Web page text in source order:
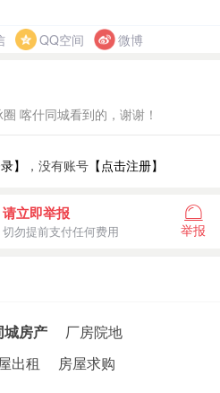
QQ空间 微博
喀什同城看到的，谢谢！
】 ，没有账号 【点击注册】
立即举报
勿提前支付任何费用 举报
城房产
厂房院地
出租
房屋求购